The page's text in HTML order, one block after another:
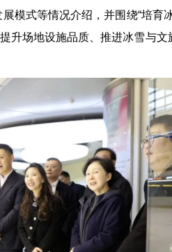
模式等情况介绍，并围绕“培育
升场地设施品质、推进冰雪与